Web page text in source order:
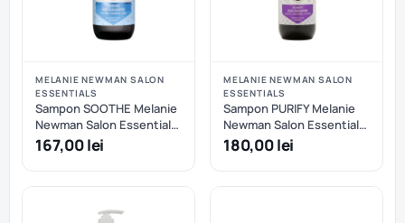
MELANIE NEWMAN SALON
ESSENTIALS
Sampon SOOTHE Melanie
Newman Salon Essentials
- 500 ml - Melanie
Newman Salon Essentials
167,00 lei
MELANIE NEWMAN SALON
ESSENTIALS
Sampon PURIFY Melanie
Newman Salon Essentials
- 500 ml
180,00 lei